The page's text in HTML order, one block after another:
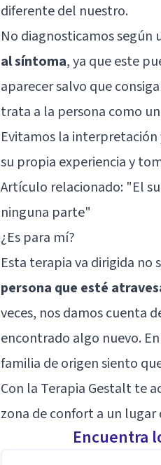
diferente del nuestro.
No diagnosticamos según
al síntoma, ya que este
aparecer salvo que
trata a la persona como
Evitamos la
su propia experiencia y
Artículo relacionado: "El
ninguna parte"
¿Es para mí?
Esta terapia va dirigida no
persona que esté
veces, nos damos cuenta
encontrado algo nuevo.
familia de origen siento
Con la Terapia Gestalt te
zona de confort a un lugar
Encuentra